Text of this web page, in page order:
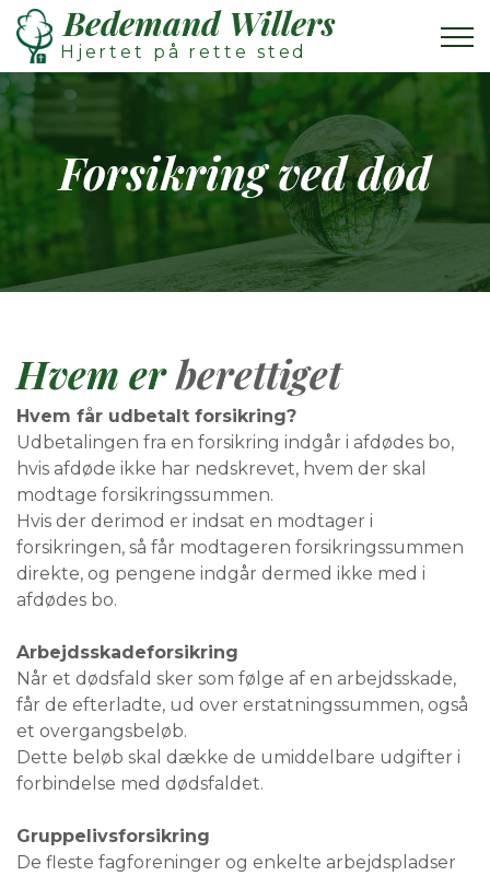
Bedemand Willers
Hjertet på rette sted
Forsikring ved død
Hvem erberettiget
Hvem får udbetalt forsikring?
Udbetalingen fra en forsikring indgår i afdødes bo,
hvis afdøde ikke har nedskrevet, hvem der skal
modtage forsikringssummen.
Hvis der derimod er indsat en modtager i
forsikringen, så får modtageren forsikringssummen
direkte, og pengene indgår dermed ikke med i
afdødes bo.
Arbejdsskadeforsikring
Når et dødsfald sker som følge af en arbejdsskade,
får de efterladte, ud over erstatningssummen, også
et overgangsbeløb.
Dette beløb skal dække de umiddelbare udgifter i
forbindelse med dødsfaldet.
Gruppelivsforsikring
De fleste fagforeninger og enkelte arbejdspladser